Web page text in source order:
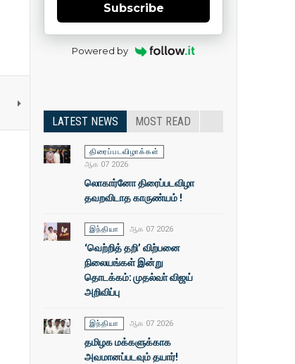
Subscribe
Powered by
LATEST NEWS MOST READ
திரைப்படவிழாக்கள்
ஆக 07 2026
லொகார்னோ திரைப்படவிழா
தவறவிடாத காருண்யம் !
இந்தியா ஆக 07 2026
‘வெற்றித் தறி’ விற்பனை
நிலையங்கள் இன்று
தொடக்கம்: முதல்வா் விஜய்
அறிவிப்பு
இந்தியா ஆக 07 2026
தமிழக மக்களுக்காக
அவமானப்படவும் தயார்!